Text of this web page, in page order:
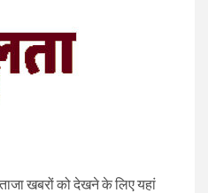
खबरों को देखने के लिए यहां